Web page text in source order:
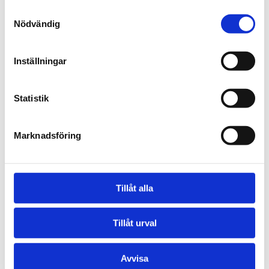
Nödvändig
Inställningar
Statistik
Marknadsföring
Tillåt alla
Tillåt urval
Avvisa
Försäljning Ramp, Södra Sverige.